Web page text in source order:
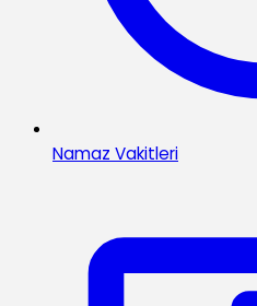
Namaz Vakitleri